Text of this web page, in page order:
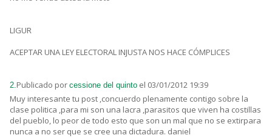
LIGUR
ACEPTAR UNA LEY ELECTORAL INJUSTA NOS HACE CÓMPLICES
2.Publicado por cessione del quinto el 03/01/2012 19:39
Muy interesante tu post ,concuerdo plenamente contigo sobre la
clase politica ,para mi son una lacra ,parasitos que viven ha costillas
del pueblo, lo peor de todo esto que son un mal que no se extirpara
nunca a no ser que se cree una dictadura. daniel